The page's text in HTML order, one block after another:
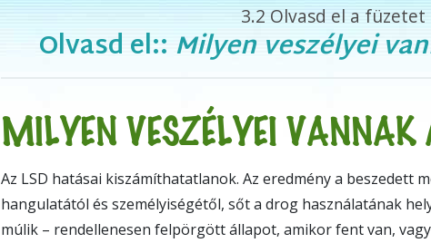
3.2 Olvasd el a füzetet
Olvasd el:: Milyen veszélyei
MILYEN VESZÉLYEI VANNAK
Az LSD hatásai kiszámíthatatlanok. Az eredmény a beszedett
hangulatától és személyiségétől, sőt a drog használatának
múlik – rendellenesen felpörgött állapot, amikor fent van,